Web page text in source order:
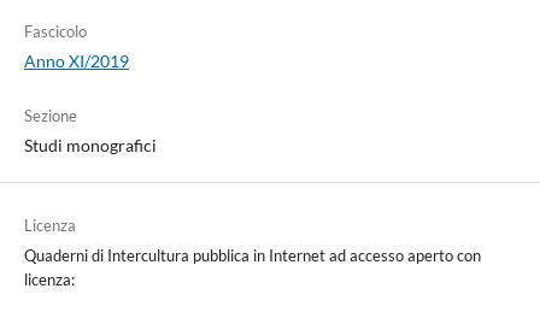
Fascicolo
Anno XI/2019
Sezione
Studi monografici
Licenza
Quaderni di Intercultura pubblica in Internet ad accesso aperto con
licenza: